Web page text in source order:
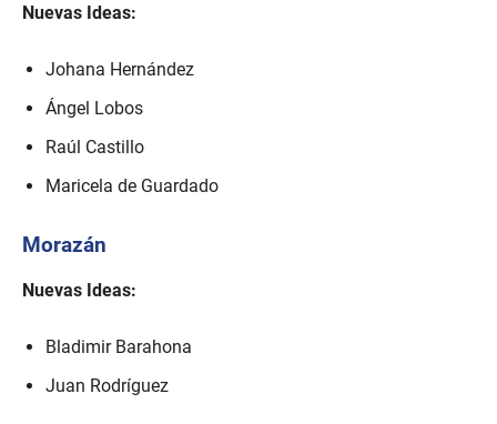
Nuevas Ideas:
Johana Hernández
Ángel Lobos
Raúl Castillo
Maricela de Guardado
Morazán
Nuevas Ideas:
Bladimir Barahona
Juan Rodríguez